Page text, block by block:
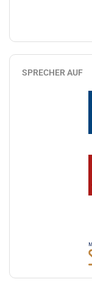
SPRECHER AUF